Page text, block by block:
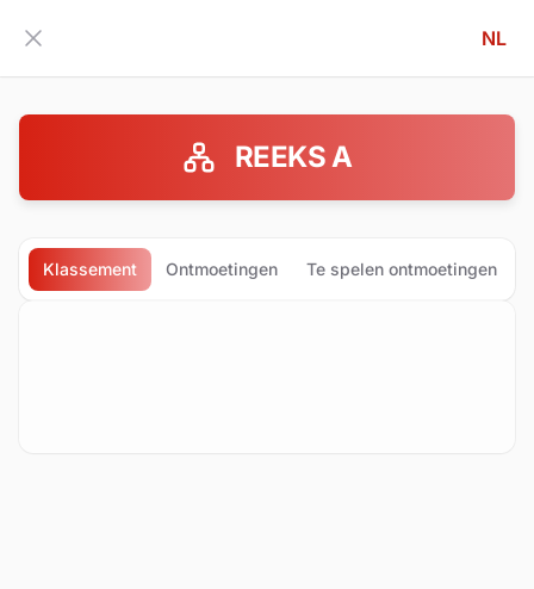
Zijbalk inklappen
NL
REEKS A
Klassement Ontmoetingen Te spelen ontmoetingen